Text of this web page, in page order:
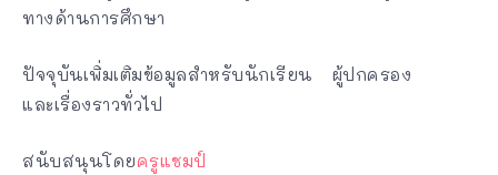
ทางด้านการศึกษา
ปัจจุบันเพิ่มเติมข้อมูลสำหรับนักเรียน ผู้ปกครอง
และเรื่องราวทั่วไป
สนับสนุนโดยครูแชมป์